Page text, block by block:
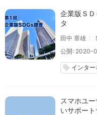
企業版Ｓ
タ
田中 章雄
公開: 2020-
local_offer インタ
スマホユ
いサポート